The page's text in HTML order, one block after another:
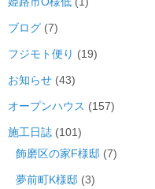
ブログ (7)
フジモト便り (19)
お知らせ (43)
オープンハウス (157)
施工日誌 (101)
飾磨区の家F様邸 (7)
夢前町K様邸 (3)